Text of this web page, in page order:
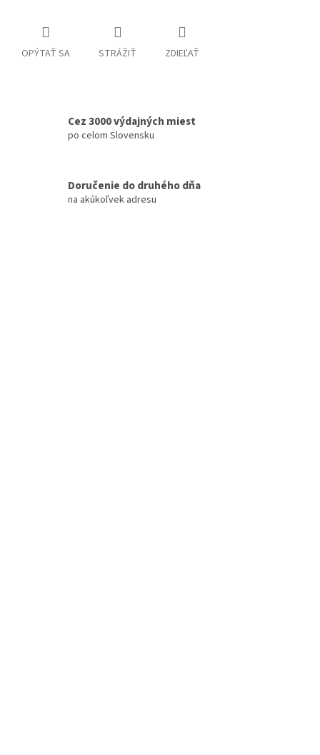
OPÝTAŤ SA STRÁŽIŤ ZDIEĽAŤ
Cez 3000 výdajných miest
po celom Slovensku
Doručenie do druhého dňa
na akúkoľvek adresu